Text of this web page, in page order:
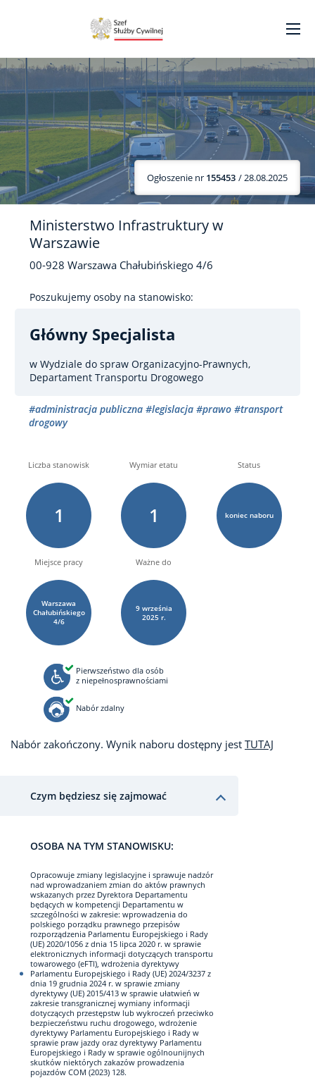
Ogłoszenie nr 155453 / 28.08.2025
Ministerstwo Infrastruktury w
Warszawie
00-928 Warszawa Chałubińskiego 4/6
Poszukujemy osoby na stanowisko:
Główny Specjalista
w Wydziale do spraw Organizacyjno-Prawnych,
Departament Transportu Drogowego
#administracja publiczna #legislacja #prawo #transport
drogowy
Liczba stanowisk
1
Wymiar etatu
1
Status
koniec naboru
Miejsce pracy
Warszawa
Chałubińskiego
4/6
Ważne do
9 września
2025 r.
Pierwszeństwo dla osób
z niepełnosprawnościami
Nabór zdalny
Nabór zakończony. Wynik naboru dostępny jest TUTAJ
Czym będziesz się zajmować
OSOBA NA TYM STANOWISKU:
Opracowuje zmiany legislacyjne i sprawuje nadzór
nad wprowadzaniem zmian do aktów prawnych
wskazanych przez Dyrektora Departamentu
będących w kompetencji Departamentu w
szczególności w zakresie: wprowadzenia do
polskiego porządku prawnego przepisów
rozporządzenia Parlamentu Europejskiego i Rady
(UE) 2020/1056 z dnia 15 lipca 2020 r. w sprawie
elektronicznych informacji dotyczących transportu
towarowego (eFTl), wdrożenia dyrektywy
Parlamentu Europejskiego i Rady (UE) 2024/3237 z
dnia 19 grudnia 2024 r. w sprawie zmiany
dyrektywy (UE) 2015/413 w sprawie ułatwień w
zakresie transgranicznej wymiany informacji
dotyczących przestępstw lub wykroczeń przeciwko
bezpieczeństwu ruchu drogowego, wdrożenie
dyrektywy Parlamentu Europejskiego i Rady w
sprawie praw jazdy oraz dyrektywy Parlamentu
Europejskiego i Rady w sprawie ogólnounijnych
skutków niektórych zakazów prowadzenia
pojazdów COM (2023) 128.